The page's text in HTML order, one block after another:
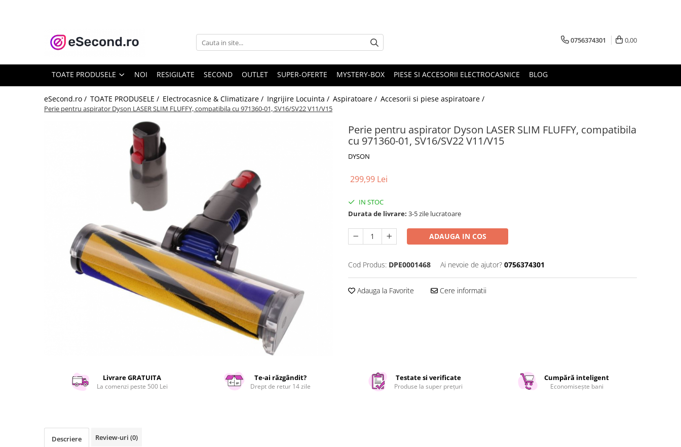
TOATE PRODUSELE
Accesorii Auto
Covorase auto
Echipamente pentru Atelier
Curatenie si intretinere
Organizare si depozitare
Silicon, spume si solutii tehnice
Sisteme Incalzire
0756374301 0,00
TOATE PRODUSELE NOI RESIGILATE SECOND OUTLET SUPER-OFERTE MYSTERY-BOX PIESE SI ACCESORII ELECTROCASNICE BLOG
eSecond.ro / TOATE PRODUSELE / Electrocasnice & Climatizare / Ingrijire Locuinta / Aspiratoare / Accesorii si piese aspiratoare /
Perie pentru aspirator Dyson LASER SLIM FLUFFY, compatibila cu 971360-01, SV16/SV22 V11/V15
Perie pentru aspirator Dyson LASER SLIM FLUFFY, compatibila
cu 971360-01, SV16/SV22 V11/V15
DYSON
299,99 Lei
IN STOC
Durata de livrare: 3-5 zile lucratoare
ADAUGA IN COS
Cod Produs: DPE0001468 Ai nevoie de ajutor? 0756374301
Adauga la Favorite Cere informatii
Livrare GRATUITA
La comenzi peste 500 Lei
Te-ai răzgândit?
Drept de retur 14 zile
Testate si verificate
Produse la super prețuri
Cumpără inteligent
Economisește bani
Descriere Review-uri (0)